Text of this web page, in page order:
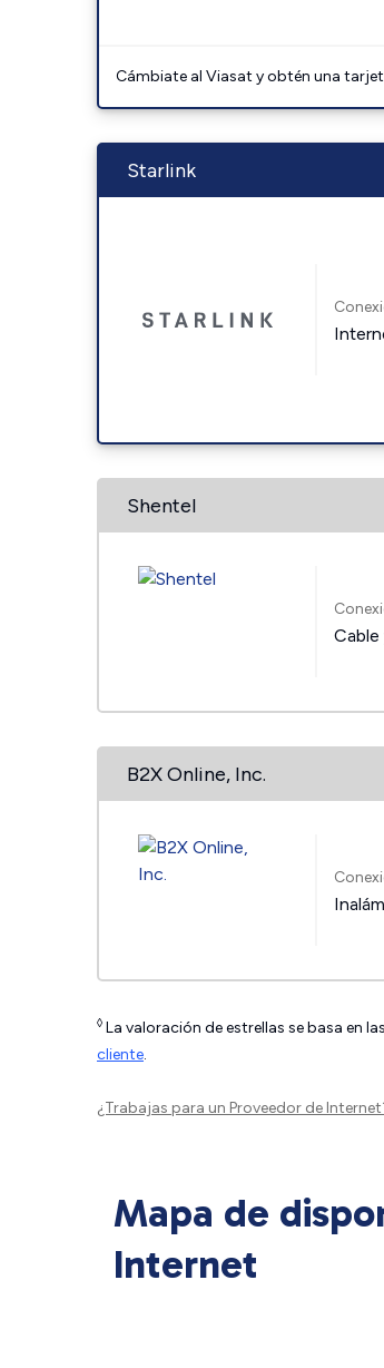
Cámbiate al Viasat y obtén una
Starlink
Shentel
Cable
B2X Online, Inc.
◊ La valoración de estrellas se basa en
cliente.
¿Trabajas para un Proveedor de
Mapa de
Internet